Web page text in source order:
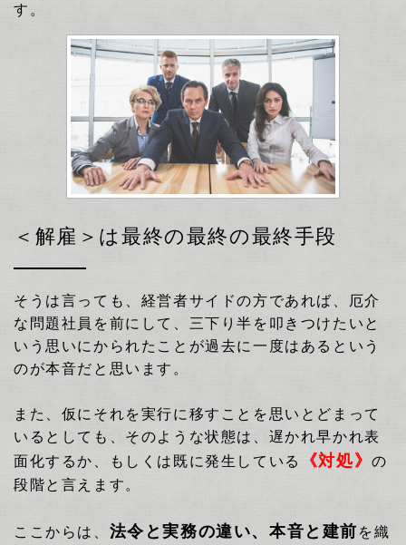
す。
＜解雇＞は最終の最終の最終手段
そうは言っても、経営者サイドの方であれば、厄介
な問題社員を前にして、三下り半を叩きつけたいと
いう思いにかられたことが過去に一度はあるという
のが本音だと思います。
また、仮にそれを実行に移すことを思いとどまって
いるとしても、 そのような状態は、遅かれ早かれ表
面化するか、もしくは既に発生している
《対処》の
段階と言えます。
ここからは、 法令と実務の違い、本音と建前 を織